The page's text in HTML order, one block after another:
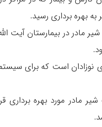
بهره برداری رسید.
مادر در بیمارستان آیت
.
نوزادان است که برای
کشور این بانک شیر مادر مورد
.